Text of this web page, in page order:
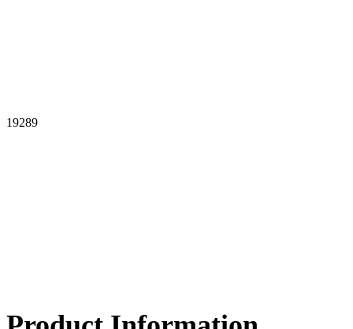
19289